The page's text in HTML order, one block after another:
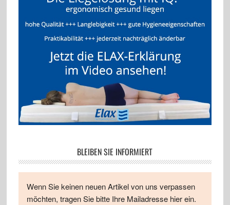
BLEIBEN SIE INFORMIERT
Wenn Sie keinen neuen Artikel von uns verpassen
möchten, tragen Sie bitte Ihre Mailadresse hier ein.